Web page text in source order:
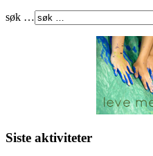
søk …
Siste aktiviteter